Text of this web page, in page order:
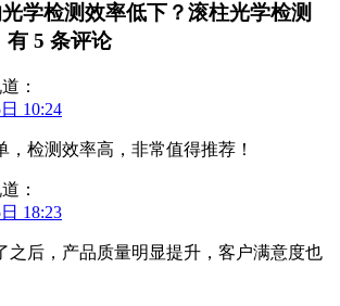
光学检测效率低下？滚柱光学检测
有 5 条评论
：
10:24
，检测效率高，非常值得推荐！
：
18:23
之后，产品质量明显提升，客户满意度也